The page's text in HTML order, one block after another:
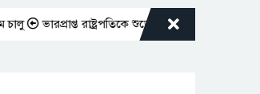
ভারপ্রাপ্ত রাষ্ট্রপতিকে শুভেচ্ছা জানালেন রাসিক